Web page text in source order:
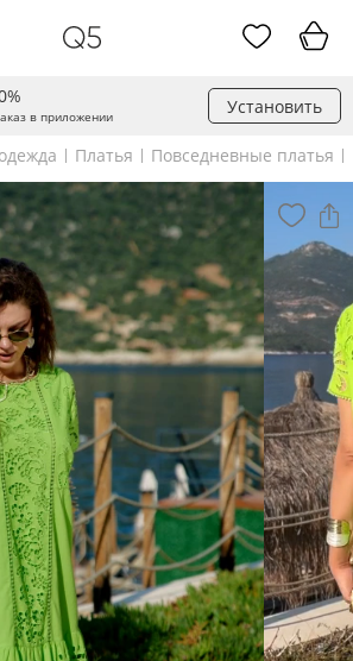
в приложении Установить
Платья Повседневные платья